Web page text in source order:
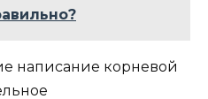
написание корневой